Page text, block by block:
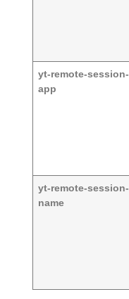
yt-remote-session-
app
yt-remote-session-
name